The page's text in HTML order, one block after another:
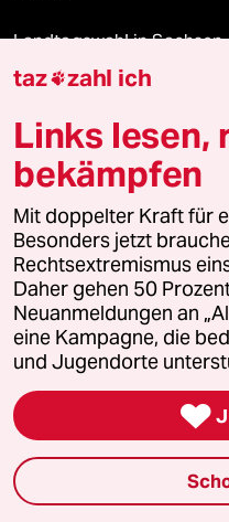
Landtagswahl in
Hitze
Verlag
Aktuelles
Hausblog
Die Seitenwende
Stellen
taz zahl ich
Links lesen,
bekämpfen
Mit doppelter Kraft für
Besonders jetzt
Rechtsextremismus
Daher gehen 50
Neuanmeldungen an
eine Kampagne, die
und Jugendorte
